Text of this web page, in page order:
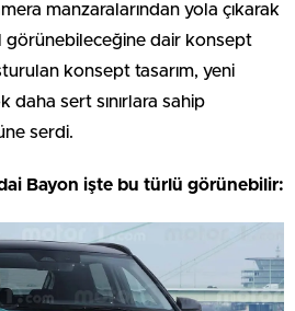
manzaralarından yola çıkarak
görünebileceğine dair konsept
konsept tasarım, yeni
daha sert sınırlara sahip
serdi.
Bayon işte bu türlü görünebilir: